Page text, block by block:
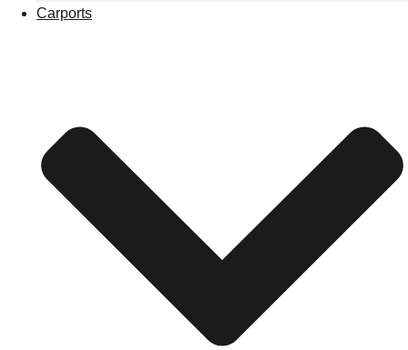
Carports